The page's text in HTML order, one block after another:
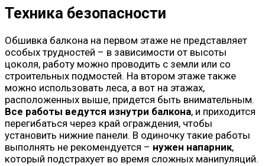
Техника безопасности
Обшивка балкона на первом этаже не представляет
особых трудностей – в зависимости от высоты
цоколя, работу можно проводить с земли или со
строительных подмостей. На втором этаже также
можно использовать леса, а вот на этажах,
расположенных выше, придется быть внимательным.
Все работы ведутся изнутри балкона, и приходится
перегибаться через край ограждения, чтобы
установить нижние панели. В одиночку такие работы
выполнять не рекомендуется – нужен напарник,
который подстрахует во время сложных манипуляций.